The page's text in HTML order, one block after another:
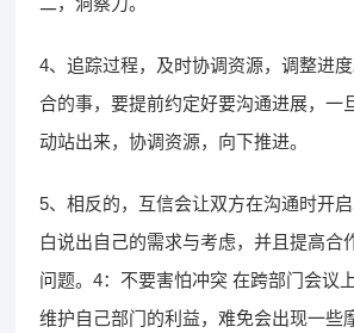
4、追踪过程，及时协调资源，调整进
合的事，要提前约定好要沟通进展，一
动站出来，协调资源，向下推进。
5、相反的，互信会让双方在沟通时开
白说出自己的需求与考虑，并且提高合
问题。4：不要害怕冲突 在跨部门会议
维护自己部门的利益，难免会出现一些